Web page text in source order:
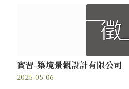
實習-築境景觀設計有限公司
2025-05-06